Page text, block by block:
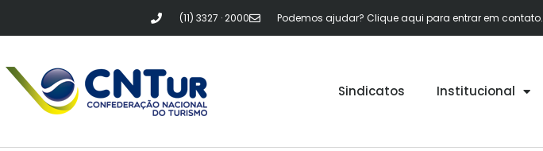
(11) 3327 · 2000 Podemos ajudar? Clique aqui para entrar em contato.
Sindicatos Institucional